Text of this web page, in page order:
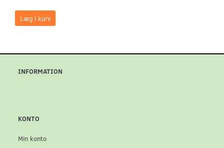
Læg i kurv
INFORMATION
KONTO
Min konto